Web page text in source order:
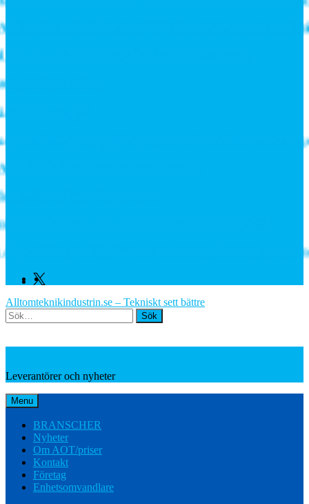
och stärker erbjudandet inom likströmsteknik
and Enhance Measuring Processes
rekordorder!
din miljö?
tilldelas prestigefyllt pris för industriellt
Switchar i kompakt utförande
långsiktigt avtal
som växte när industrin blev digital
Europe fördjupar samarbetet för att leverera
Facebook
Twitter
Alltomteknikindustrin.se – Tekniskt sett bättre
Search
Leverantörer och nyheter
Menu
BRANSCHER
Nyheter
Om AOT/priser
Kontakt
Företag
Enhetsomvandlare